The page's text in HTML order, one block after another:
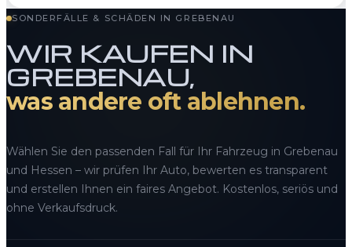
SONDERFÄLLE & SCHÄDEN IN GREBENAU
WIR KAUFEN IN
GREBENAU,
was andere oft ablehnen.
Wählen Sie den passenden Fall für Ihr Fahrzeug in Grebenau
und Hessen – wir prüfen Ihr Auto, bewerten es transparent
und erstellen Ihnen ein faires Angebot. Kostenlos, seriös und
ohne Verkaufsdruck.